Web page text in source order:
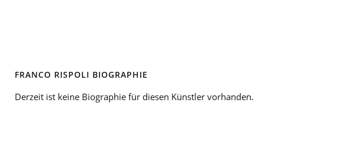
FRANCO RISPOLI BIOGRAPHIE
Derzeit ist keine Biographie für diesen Künstler vorhanden.